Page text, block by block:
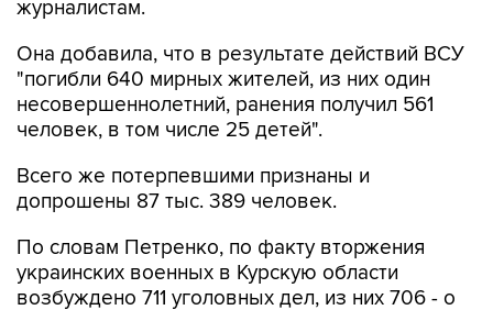
Она добавила, что в результате действий ВСУ
несовершеннолетний, ранения получил 561
человек, в том числе 25 детей".
Всего же потерпевшими признаны и
По словам Петренко, по факту вторжения
возбуждено 711 уголовных дел, из них 706 - о
террористических атаках.